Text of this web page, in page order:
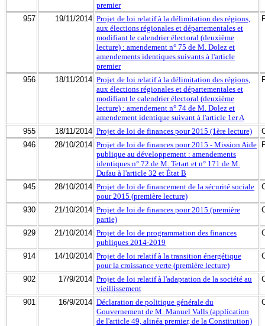
premier
957 19/11/2014 Projet de loi relatif à la délimitation des régions,
aux élections régionales et départementales et
modifiant le calendrier électoral (deuxième
lecture) : amendement n° 75 de M. Dolez et
amendements identiques suivants à l'article
premier
956 18/11/2014 Projet de loi relatif à la délimitation des régions,
aux élections régionales et départementales et
modifiant le calendrier électoral (deuxième
lecture) : amendement n° 74 de M. Dolez et
amendement identique suivant à l'article 1er A
955 18/11/2014 Projet de loi de finances pour 2015 (1ère lecture)
946
28/10/2014 Projet de loi de finances pour 2015 - Mission Aide
publique au développement : amendements
identiques n° 72 de M. Tetart et n° 171 de M.
Dufau à l'article 32 et État B
945 28/10/2014 Projet de loi de financement de la sécurité sociale
pour 2015 (première lecture)
930 21/10/2014 Projet de loi de finances pour 2015 (première
partie)
929 21/10/2014 Projet de loi de programmation des finances
publiques 2014-2019
914 14/10/2014 Projet de loi relatif à la transition énergétique
pour la croissance verte (première lecture)
902 17/9/2014 Projet de loi relatif à l'adaptation de la société au
vieillissement
901 16/9/2014 Déclaration de politique générale du
Gouvernement de M. Manuel Valls (application
de l'article 49, alinéa premier, de la Constitution)